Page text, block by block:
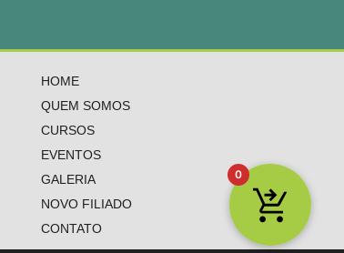
HOME
QUEM SOMOS
CURSOS
EVENTOS
GALERIA
NOVO FILIADO
CONTATO
0